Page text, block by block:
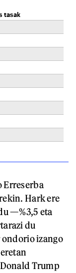
Erreserba
Hark ere
—%3,5 eta
du
ondorio izango
Trump